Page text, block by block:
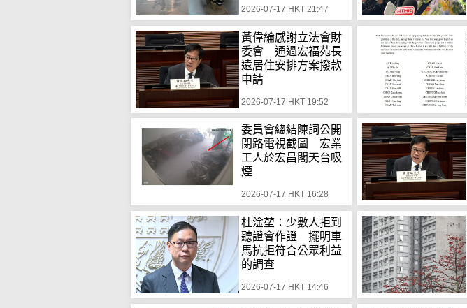
2026-07-17 HKT 21:47
黃偉綸感謝立法會財
委會 通過宏福苑長
遠居住安排方案撥款
申請
2026-07-17 HKT 19:52
委員會總結陳詞公開
閉路電視截圖 宏業
工人於宏昌閣天台吸
煙
2026-07-17 HKT 16:28
杜淦堃：少數人拒到
聽證會作證 擺明車
馬抗拒符合公眾利益
的調查
2026-07-17 HKT 14:46